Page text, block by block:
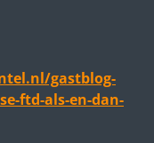
gastblog-
ftd-als-en-dan-